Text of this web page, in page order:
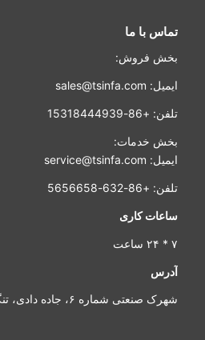
تماس با ما
بخش فروش:
ایمیل: sales@tsinfa.com
تلفن: +86-15318444939
بخش خدمات:
ایمیل: service@tsinfa.com
تلفن: +86-632-5656658
ساعات کاری
۷ * ۲۴ ساعت
آدرس
شهرک صنعتی شماره ۶، جاده دادی، تنگژو، شاندونگ، چین